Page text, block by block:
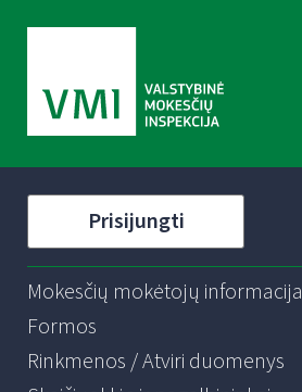
Prisijungti
Mokesčių mokėtojų informacija
Formos
Rinkmenos / Atviri duomenys